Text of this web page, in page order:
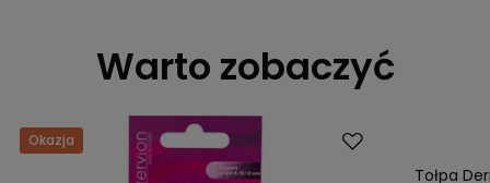
Warto zobaczyć
Okazja
Tołpa